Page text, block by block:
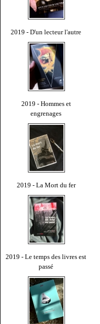
2019 - D'un lecteur l'autre
2019 - Hommes et
engrenages
2019 - La Mort du fer
2019 - Le temps des livres est
passé